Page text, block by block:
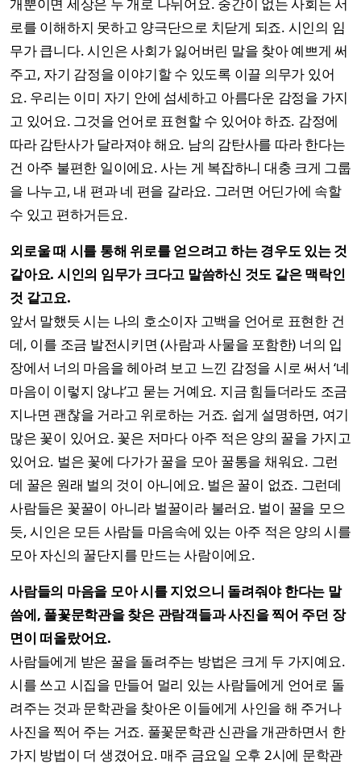
로를 이해하지 못하고 양극단으로 치닫게 되죠. 시인의 임
무가 큽니다. 시인은 사회가 잃어버린 말을 찾아 예쁘게 써
주고, 자기 감정을 이야기할 수 있도록 이끌 의무가 있어
요. 우리는 이미 자기 안에 섬세하고 아름다운 감정을 가지
고 있어요. 그것을 언어로 표현할 수 있어야 하죠. 감정에
따라 감탄사가 달라져야 해요. 남의 감탄사를 따라 한다는
건 아주 불편한 일이에요. 사는 게 복잡하니 대충 크게 그룹
을 나누고, 내 편과 네 편을 갈라요. 그러면 어딘가에 속할
수 있고 편하거든요.
외로울 때 시를 통해 위로를 얻으려고 하는 경우도 있는 것
같아요. 시인의 임무가 크다고 말씀하신 것도 같은 맥락인
것 같고요.
앞서 말했듯 시는 나의 호소이자 고백을 언어로 표현한 건
데, 이를 조금 발전시키면 (사람과 사물을 포함한) 너의 입
장에서 너의 마음을 헤아려 보고 느낀 감정을 시로 써서 ‘네
마음이 이렇지 않냐’고 묻는 거예요. 지금 힘들더라도 조금
지나면 괜찮을 거라고 위로하는 거죠. 쉽게 설명하면, 여기
많은 꽃이 있어요. 꽃은 저마다 아주 적은 양의 꿀을 가지고
있어요. 벌은 꽃에 다가가 꿀을 모아 꿀통을 채워요. 그런
데 꿀은 원래 벌의 것이 아니에요. 벌은 꿀이 없죠. 그런데
사람들은 꽃꿀이 아니라 벌꿀이라 불러요. 벌이 꿀을 모으
듯, 시인은 모든 사람들 마음속에 있는 아주 적은 양의 시를
모아 자신의 꿀단지를 만드는 사람이에요.
사람들의 마음을 모아 시를 지었으니 돌려줘야 한다는 말
씀에, 풀꽃문학관을 찾은 관람객들과 사진을 찍어 주던 장
면이 떠올랐어요.
사람들에게 받은 꿀을 돌려주는 방법은 크게 두 가지예요.
시를 쓰고 시집을 만들어 멀리 있는 사람들에게 언어로 돌
려주는 것과 문학관을 찾아온 이들에게 사인을 해 주거나
사진을 찍어 주는 거죠. 풀꽃문학관 신관을 개관하면서 한
가지 방법이 더 생겼어요. 매주 금요일 오후 2시에 문학관